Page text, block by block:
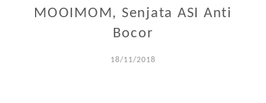
MOOIMOM, Senjata ASI Anti
Bocor
18/11/2018